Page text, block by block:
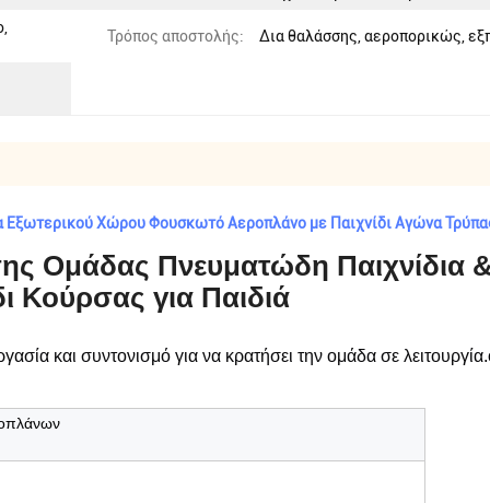
Τρόπος αποστολής: Δια θαλάσσης, αεροπορικώς,
Εξωτερικού Χώρου Φουσκωτό Αεροπλάνο με Παιχνίδι Αγώνα
Ομάδας Πνευματώδη Παιχνίδια
Κούρσας για Παιδιά
και συντονισμό για να κρατήσει την ομάδα σε